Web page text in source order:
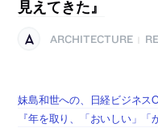
見えてきた』
ARCHITECTURE
妹島和世への、日経ビジネス
『年を取り、「おいしい」